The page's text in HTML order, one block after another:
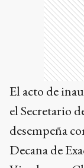
El acto de
el Secretario
desempeña
Decana de